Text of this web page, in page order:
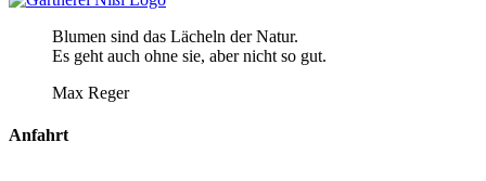
Blumen sind das Lächeln der Natur.
Es geht auch ohne sie, aber nicht so gut.
Max Reger
Anfahrt